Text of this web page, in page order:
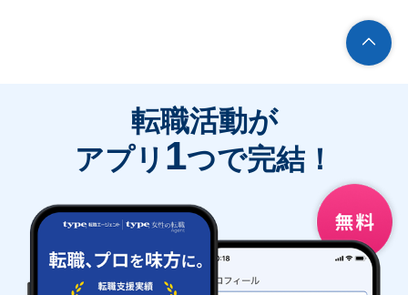
転職活動が
アプリ 1つで完結！